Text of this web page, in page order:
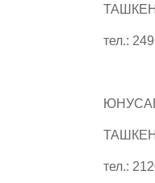
тел.:
тел.: